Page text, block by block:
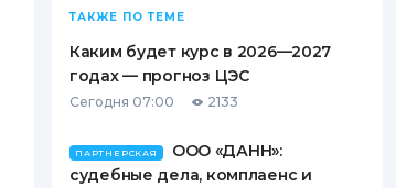
ТАКЖЕ ПО ТЕМЕ
Каким будет курс в 2026—2027
годах — прогноз ЦЭС
Сегодня 07:00 2133
ПАРТНЕРСКАЯ
ООО «ДАНН»:
судебные дела, комплаенс и